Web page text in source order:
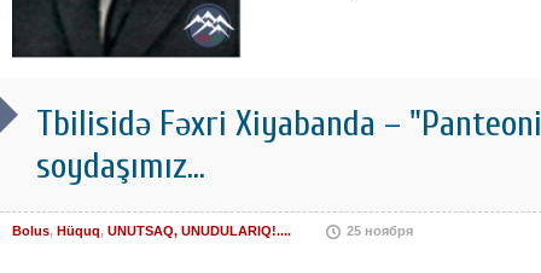
Tbilisidə Fəxri Xiyabanda –
soydaşımız...
Bolus, Hüquq, UNUTSAQ, UNUDULARIQ!.... 25 ноября